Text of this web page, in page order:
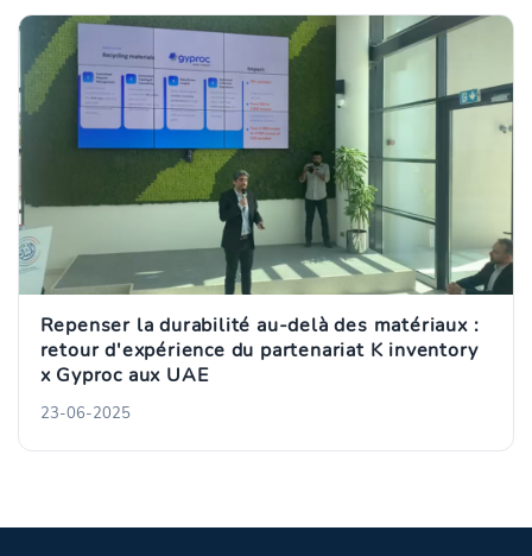
Repenser la durabilité au-delà des matériaux :
retour d'expérience du partenariat K inventory
x Gyproc aux UAE
23-06-2025